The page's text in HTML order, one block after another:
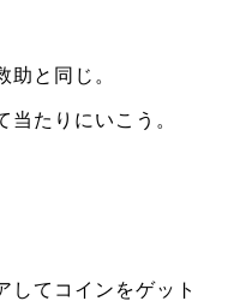
助と同じ。
当たりにいこう。
してコインをゲット